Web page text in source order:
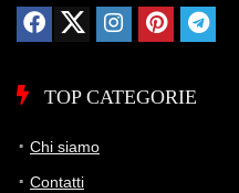
TOP CATEGORIE
Chi siamo
Contatti